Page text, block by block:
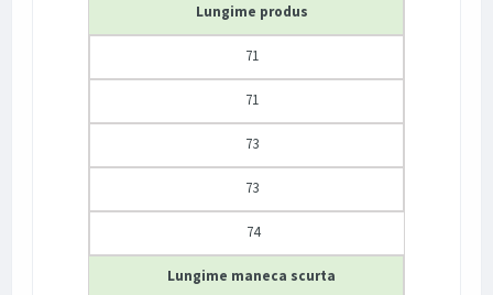
Lungime produs
71
71
73
73
74
Lungime maneca scurta